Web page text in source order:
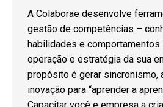
A Colaborae desenvolve
gestão de competências –
habilidades e
operação e estratégia da sua
propósito é gerar sincronismo,
inovação para “aprender a
Capacitar você e empresa a